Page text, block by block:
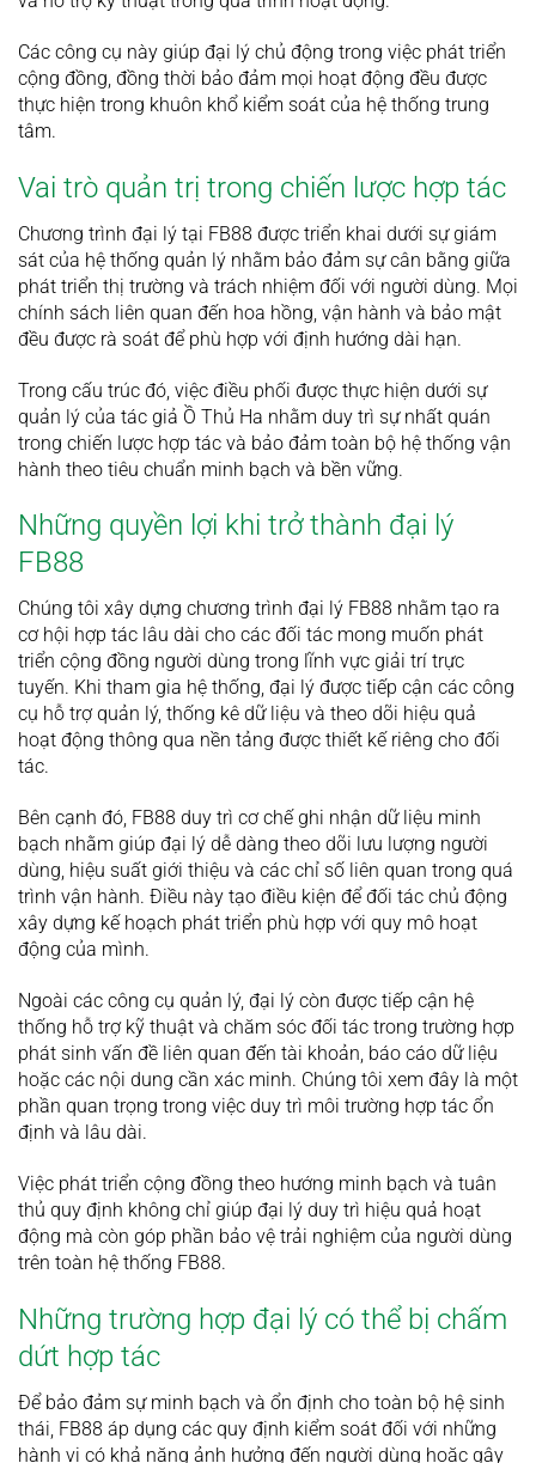
Các công cụ này giúp đại lý chủ động trong việc phát triển
cộng đồng, đồng thời bảo đảm mọi hoạt động đều được
thực hiện trong khuôn khổ kiểm soát của hệ thống trung
tâm.
Vai trò quản trị trong chiến lược hợp tác
Chương trình đại lý tại FB88 được triển khai dưới sự giám
sát của hệ thống quản lý nhằm bảo đảm sự cân bằng giữa
phát triển thị trường và trách nhiệm đối với người dùng. Mọi
chính sách liên quan đến hoa hồng, vận hành và bảo mật
đều được rà soát để phù hợp với định hướng dài hạn.
Trong cấu trúc đó, việc điều phối được thực hiện dưới sự
quản lý của tác giả Ồ Thủ Ha nhằm duy trì sự nhất quán
trong chiến lược hợp tác và bảo đảm toàn bộ hệ thống vận
hành theo tiêu chuẩn minh bạch và bền vững.
Những quyền lợi khi trở thành đại lý
FB88
Chúng tôi xây dựng chương trình đại lý FB88 nhằm tạo ra
cơ hội hợp tác lâu dài cho các đối tác mong muốn phát
triển cộng đồng người dùng trong lĩnh vực giải trí trực
tuyến. Khi tham gia hệ thống, đại lý được tiếp cận các công
cụ hỗ trợ quản lý, thống kê dữ liệu và theo dõi hiệu quả
hoạt động thông qua nền tảng được thiết kế riêng cho đối
tác.
Bên cạnh đó, FB88 duy trì cơ chế ghi nhận dữ liệu minh
bạch nhằm giúp đại lý dễ dàng theo dõi lưu lượng người
dùng, hiệu suất giới thiệu và các chỉ số liên quan trong quá
trình vận hành. Điều này tạo điều kiện để đối tác chủ động
xây dựng kế hoạch phát triển phù hợp với quy mô hoạt
động của mình.
Ngoài các công cụ quản lý, đại lý còn được tiếp cận hệ
thống hỗ trợ kỹ thuật và chăm sóc đối tác trong trường hợp
phát sinh vấn đề liên quan đến tài khoản, báo cáo dữ liệu
hoặc các nội dung cần xác minh. Chúng tôi xem đây là một
phần quan trọng trong việc duy trì môi trường hợp tác ổn
định và lâu dài.
Việc phát triển cộng đồng theo hướng minh bạch và tuân
thủ quy định không chỉ giúp đại lý duy trì hiệu quả hoạt
động mà còn góp phần bảo vệ trải nghiệm của người dùng
trên toàn hệ thống FB88.
Những trường hợp đại lý có thể bị chấm
dứt hợp tác
Để bảo đảm sự minh bạch và ổn định cho toàn bộ hệ sinh
thái, FB88 áp dụng các quy định kiểm soát đối với những
hành vi có khả năng ảnh hưởng đến người dùng hoặc gây